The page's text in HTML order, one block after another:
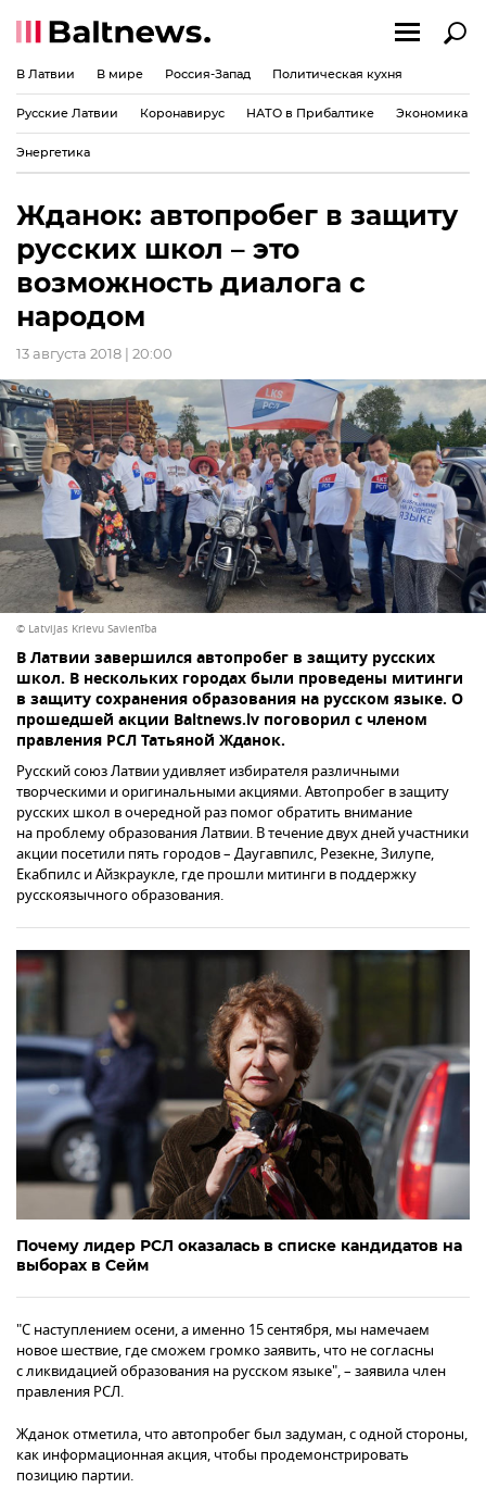
В Латвии В мире Россия-Запад Политическая кухня
Русские Латвии Коронавирус НАТО в Прибалтике Экономика
Энергетика
Жданок: автопробег в защиту
русских школ – это
возможность диалога с
народом
13 августа 2018 | 20:00
© Latvijas Krievu Savienība
В Латвии завершился автопробег в защиту русских
школ. В нескольких городах были проведены митинги
в защиту сохранения образования на русском языке. О
прошедшей акции Baltnews.lv поговорил с членом
правления РСЛ Татьяной Жданок.
Русский союз Латвии удивляет избирателя различными
творческими и оригинальными акциями. Автопробег в защиту
русских школ в очередной раз помог обратить внимание
на проблему образования Латвии. В течение двух дней участники
акции посетили пять городов – Даугавпилс, Резекне, Зилупе,
Екабпилс и Айзкраукле, где прошли митинги в поддержку
русскоязычного образования.
Почему лидер РСЛ оказалась в списке кандидатов на
выборах в Сейм
"С наступлением осени, а именно 15 сентября, мы намечаем
новое шествие, где сможем громко заявить, что не согласны
с ликвидацией образования на русском языке", – заявила член
правления РСЛ.
Жданок отметила, что автопробег был задуман, с одной стороны,
как информационная акция, чтобы продемонстрировать
позицию партии.